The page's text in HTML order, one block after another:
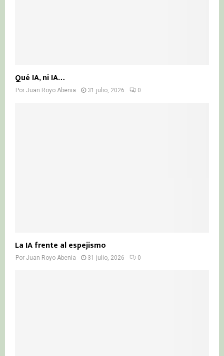
Qué IA, ni IA…
Por Juan Royo Abenia 31 julio, 2026 0
La IA frente al espejismo
Por Juan Royo Abenia 31 julio, 2026 0